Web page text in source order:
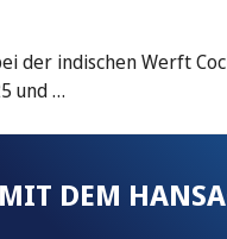
der indischen Werft
und …
DEM